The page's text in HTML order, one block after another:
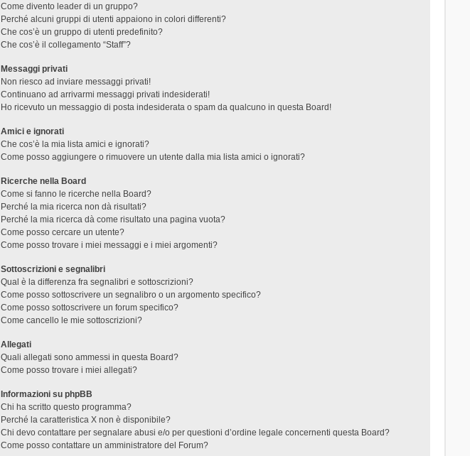
Come divento leader di un gruppo?
Perché alcuni gruppi di utenti appaiono in colori differenti?
Che cos’è un gruppo di utenti predefinito?
Che cos’è il collegamento “Staff”?
Messaggi privati
Non riesco ad inviare messaggi privati!
Continuano ad arrivarmi messaggi privati indesiderati!
Ho ricevuto un messaggio di posta indesiderata o spam da qualcuno in questa Board!
Amici e ignorati
Che cos’è la mia lista amici e ignorati?
Come posso aggiungere o rimuovere un utente dalla mia lista amici o ignorati?
Ricerche nella Board
Come si fanno le ricerche nella Board?
Perché la mia ricerca non dà risultati?
Perché la mia ricerca dà come risultato una pagina vuota?
Come posso cercare un utente?
Come posso trovare i miei messaggi e i miei argomenti?
Sottoscrizioni e segnalibri
Qual è la differenza fra segnalibri e sottoscrizioni?
Come posso sottoscrivere un segnalibro o un argomento specifico?
Come posso sottoscrivere un forum specifico?
Come cancello le mie sottoscrizioni?
Allegati
Quali allegati sono ammessi in questa Board?
Come posso trovare i miei allegati?
Informazioni su phpBB
Chi ha scritto questo programma?
Perché la caratteristica X non è disponibile?
Chi devo contattare per segnalare abusi e/o per questioni d’ordine legale concernenti questa Board?
Come posso contattare un amministratore del Forum?